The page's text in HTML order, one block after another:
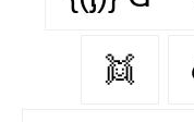
👯‍